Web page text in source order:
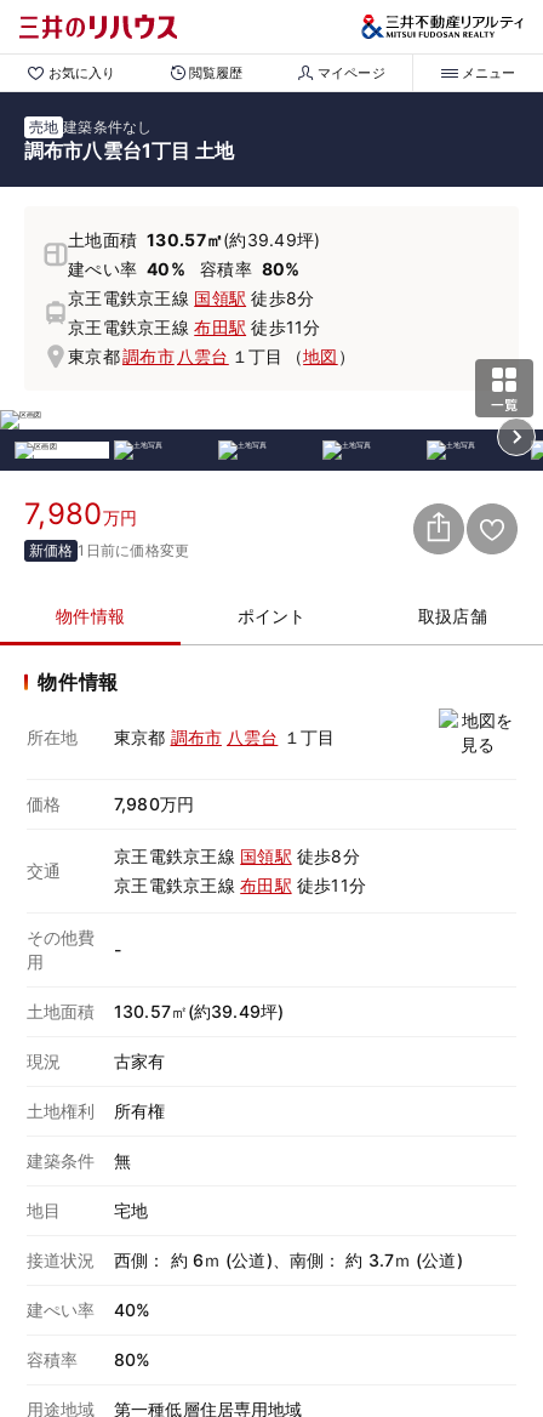
お気に入り 閲覧履歴 マイページ メニュー
売地 建築条件なし
調布市八雲台1丁目 土地
土地面積 130.57㎡(約39.49坪)
建ぺい率 40% 容積率 80%
京王電鉄京王線 国領駅 徒歩8分
京王電鉄京王線布田駅 徒歩11分
東京都調布市 八雲台 １丁目 （地図 ）
7,980万円
新価格 1日前に価格変更
物件情報 ポイント 取扱店舗
物件情報
所在地 東京都 調布市 八雲台 １丁目
価格 7,980万円
交通
京王電鉄京王線 国領駅 徒歩8分
京王電鉄京王線布田駅 徒歩11分
その他費
用
-
土地面積 130.57㎡(約39.49坪)
現況 古家有
土地権利 所有権
建築条件 無
地目 宅地
接道状況 西側： 約 6ｍ (公道)、南側： 約 3.7ｍ (公道)
建ぺい率 40%
容積率 80%
用途地域 第一種低層住居専用地域